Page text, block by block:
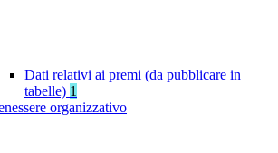
Dati relativi ai premi (da pubblicare in
tabelle) 1
organizzativo